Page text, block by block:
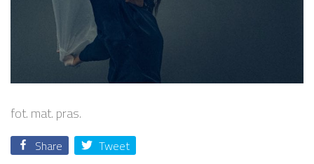
fot. mat. pras.
Share Tweet